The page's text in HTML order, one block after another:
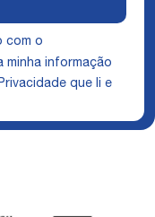
com o
minha informação
que li e